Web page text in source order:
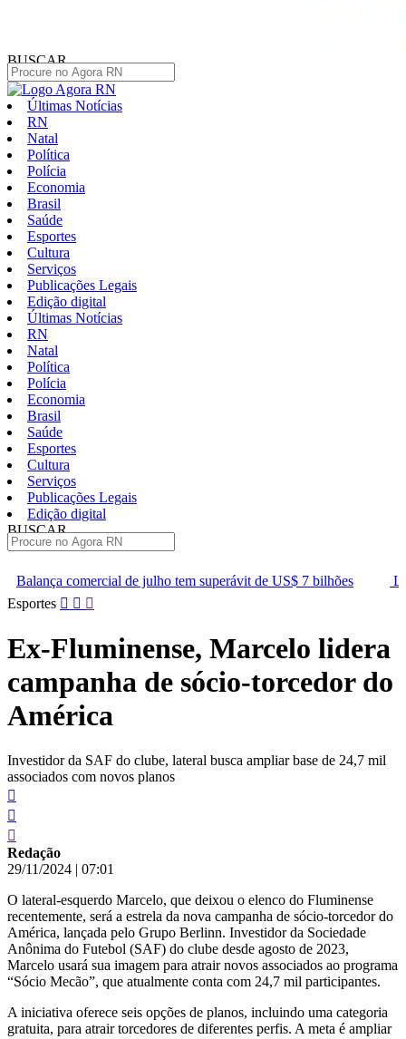
BUSCAR
Últimas Notícias
RN
Natal
Política
Polícia
Economia
Brasil
Saúde
Esportes
Cultura
Serviços
Publicações Legais
Edição digital
Últimas Notícias
RN
Natal
Política
Polícia
Economia
Brasil
Saúde
Esportes
Cultura
Serviços
Publicações Legais
Edição digital
BUSCAR
julho tem superávit de US$ 7 bilhões
Lei que aumenta
Pular
para
conteúdo
Esportes
Ex-Fluminense, Marcelo lidera
campanha de sócio-torcedor do
América
Investidor da SAF do clube, lateral busca ampliar base de 24,7 mil
associados com novos planos
Redação
29/11/2024 | 07:01
O lateral-esquerdo Marcelo, que deixou o elenco do Fluminense
recentemente, será a estrela da nova campanha de sócio-torcedor do
América, lançada pelo Grupo Berlinn. Investidor da Sociedade
Anônima do Futebol (SAF) do clube desde agosto de 2023,
Marcelo usará sua imagem para atrair novos associados ao programa
“Sócio Mecão”, que atualmente conta com 24,7 mil participantes.
A iniciativa oferece seis opções de planos, incluindo uma categoria
gratuita, para atrair torcedores de diferentes perfis. A meta é ampliar